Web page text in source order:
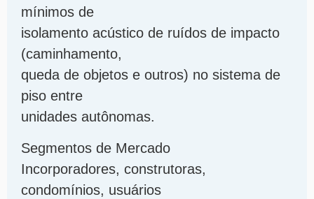
mínimos de
isolamento acústico de ruídos de impacto
(caminhamento,
queda de objetos e outros) no sistema de
piso entre
unidades autônomas.
Segmentos de Mercado
Incorporadores, construtoras,
condomínios, usuários